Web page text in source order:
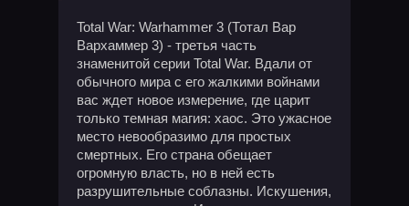
Total War: Warhammer 3 (Тотал Вар
Вархаммер 3) - третья часть
знаменитой серии Total War. Вдали от
обычного мира с его жалкими войнами
вас ждет новое измерение, где царит
только темная магия: хаос. Это ужасное
место невообразимо для простых
смертных. Его страна обещает
огромную власть, но в ней есть
разрушительные соблазны. Искушения,